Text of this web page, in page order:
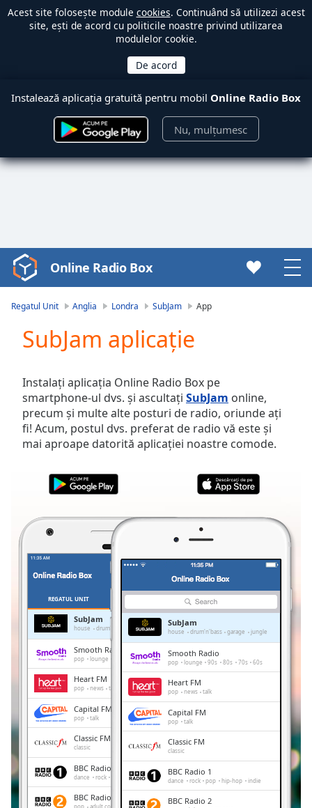
Acest site folosește module cookies. Continuând să utilizezi acest
site, ești de acord cu politicile noastre privind utilizarea
modulelor cookie.
Instalează aplicația gratuită pentru mobil Online Radio Box
Nu, mulțumesc
Video
Player
Play
Video
Skip
Backward
Skip
Forward
Mute
Current
Duration-:-
0.00%
Stream
TypeLIVE
Seek to
LIVE
Remaining
Time-
Playback
Chapters
Chapters
Descriptions
Online Radio Box
Regatul Unit Anglia Londra SubJam App
SubJam aplicație
Instalați aplicația Online Radio Box pe
smartphone-ul dvs. și ascultați SubJam online,
precum și multe alte posturi de radio, oriunde ați
fi! Acum, postul dvs. preferat de radio vă este și
mai aproape datorită aplicației noastre comode.
REGATUL UNIT
SubJam
house drum'n'bass garage jungle
Smooth Radio
pop lounge 80s 70s 60s
Heart FM
pop news talk
Capital FM
pop talk
Classic FM
classic
BBC Radio 1
dance rock hip-hop indie
BBC Radio 2
pop adult contemporary
SubJam
house drum'n'bass garage jungle
Smooth Radio
pop lounge 90s 80s 70s 60s
Heart FM
pop news talk
Capital FM
pop talk
Classic FM
classic
BBC Radio 1
dance rock pop hip-hop indie
BBC Radio 2